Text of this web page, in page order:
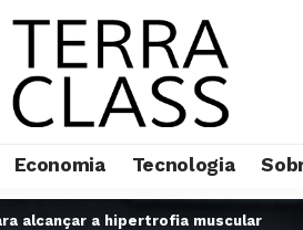
Economia Tecnologia
alcançar a hipertrofia muscular